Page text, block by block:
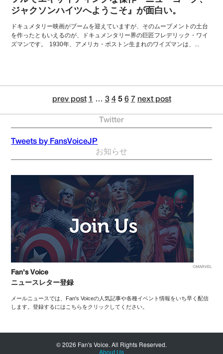
ジャクソンハイツへようこそ』が面白い。
ドキュメタリー映画がブームを迎えていますが、そのムーブメントの土台
を作ったともいえるのが、ドキュメンタリー界の巨匠フレデリック・ワイ
ズマンです。 1930年、アメリカ・ボストン生まれのワイズマンは、...
prev post 1 … 3 4 5 6 7 next post
Twitter
Tweets by FansVoiceJP
お知らせ
©MARVEL
Fan's Voice
ニュースレター登録
メールニュースでは、Fan's Voiceの人気記事や各種イベント情報をいち早く配信
します。登録するにはこちらをクリックしてください。
© 2026 Fan's Voice. All Rights Reserved.
About Us